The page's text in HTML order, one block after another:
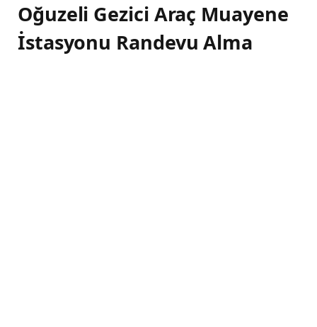
Oğuzeli Gezici Araç Muayene
İstasyonu Randevu Alma